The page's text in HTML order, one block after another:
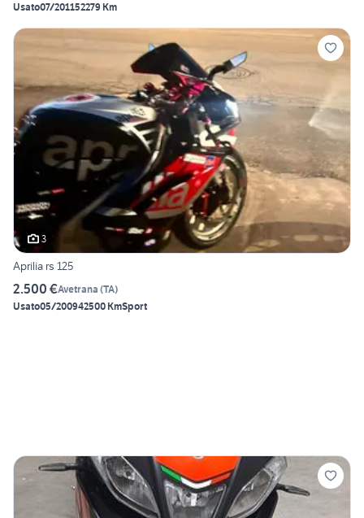
Usato07/201152279 Km
3
Aprilia rs 125
2.500 €Avetrana (TA)
Usato05/200942500 KmSport